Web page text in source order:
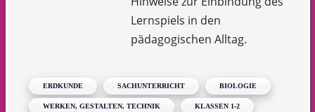
Lernspiels in den
pädagogischen Alltag.
ERDKUNDE SACHUNTERRICHT BIOLOGIE
WERKEN, GESTALTEN, TECHNIK KLASSEN 1-2